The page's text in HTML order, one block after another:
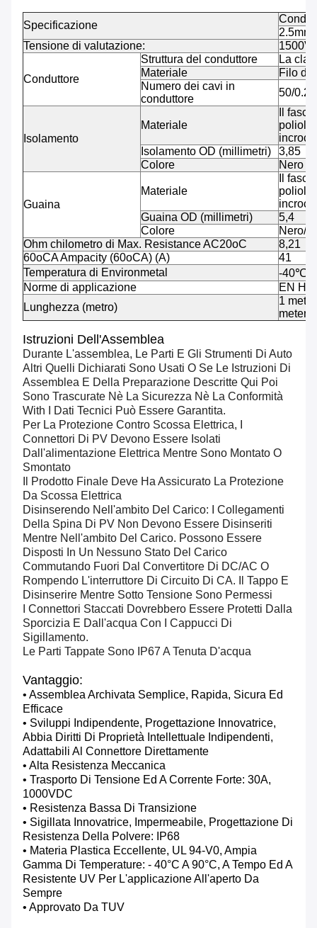
Specificazione
Tensione di valutazione:
1500V
Conduttore
Struttura del conduttore
La
Materiale
Filo di
Numero dei cavi in
conduttore
50/0.28
Isolamento
Materiale
Il
Isolamento OD (millimetri)
3,85
Colore
Nero
Guaina
Materiale
Il
Guaina OD (millimetri)
5,4
Colore
Nero/
Ohm chilometro di Max. Resistance AC20oC
8,21
60oCA Ampacity (60oCA) (A)
41
Temperatura di Environmetal
-40
Norme di applicazione
EN
Lunghezza (metro)
1 metri
Istruzioni Dell'Assemblea
Durante L'assemblea, Le Parti E Gli Strumenti Di Auto
Altri Quelli Dichiarati Sono Usati O Se Le Istruzioni Di
Assemblea E Della Preparazione Descritte Qui Poi
Sono Trascurate Nè La Sicurezza Nè La Conformità
With I Dati Tecnici Può Essere Garantita.
Per La Protezione Contro Scossa Elettrica, I
Connettori Di PV Devono Essere Isolati
Dall'alimentazione Elettrica Mentre Sono Montato O
Smontato
Il Prodotto Finale Deve Ha Assicurato La Protezione
Da Scossa Elettrica
Disinserendo Nell'ambito Del Carico: I Collegamenti
Della Spina Di PV Non Devono Essere Disinseriti
Mentre Nell'ambito Del Carico. Possono Essere
Disposti In Un Nessuno Stato Del Carico
Commutando Fuori Dal Convertitore Di DC/AC O
Rompendo L'interruttore Di Circuito Di CA. Il Tappo E
Disinserire Mentre Sotto Tensione Sono Permessi
I Connettori Staccati Dovrebbero Essere Protetti Dalla
Sporcizia E Dall'acqua Con I Cappucci Di
Sigillamento.
Le Parti Tappate Sono IP67 A Tenuta D'acqua
Vantaggio:
• Assemblea Archivata Semplice, Rapida, Sicura Ed
Efficace
• Sviluppi Indipendente, Progettazione Innovatrice,
Abbia Diritti Di Proprietà Intellettuale Indipendenti,
Adattabili Al Connettore Direttamente
• Alta Resistenza Meccanica
• Trasporto Di Tensione Ed A Corrente Forte: 30A,
1000VDC
• Resistenza Bassa Di Transizione
• Sigillata Innovatrice, Impermeabile, Progettazione Di
Resistenza Della Polvere: IP68
• Materia Plastica Eccellente, UL 94-V0, Ampia
Gamma Di Temperature: - 40°c A 90°c, A Tempo Ed A
Resistente UV Per L'applicazione All'aperto Da
Sempre
• Approvato Da TUV